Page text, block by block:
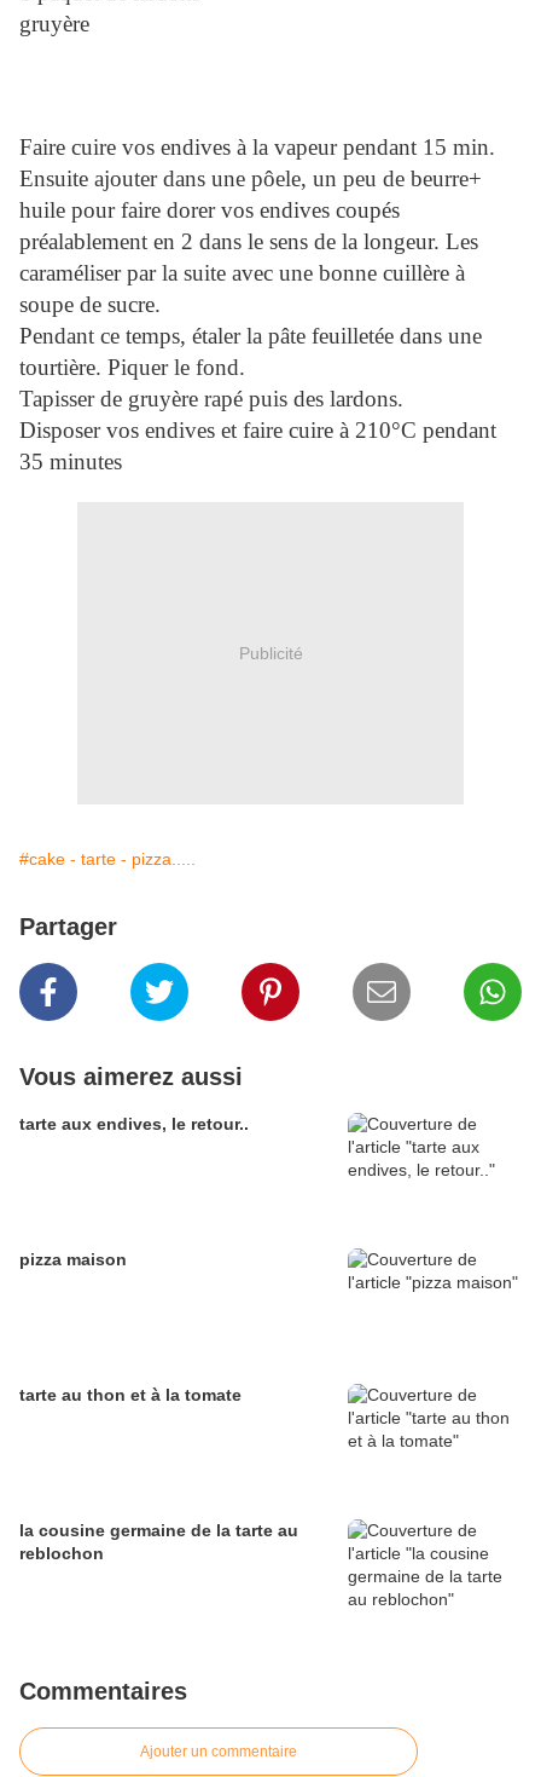
gruyère
Faire cuire vos endives à la vapeur pendant 15 min.
Ensuite ajouter dans une pôele, un peu de beurre+
huile pour faire dorer vos endives coupés
préalablement en 2 dans le sens de la longeur. Les
caraméliser par la suite avec une bonne cuillère à
soupe de sucre.
Pendant ce temps, étaler la pâte feuilletée dans une
tourtière. Piquer le fond.
Tapisser de gruyère rapé puis des lardons.
Disposer vos endives et faire cuire à 210°C pendant
35 minutes
Publicité
#cake - tarte - pizza.....
Partager
Vous aimerez aussi
tarte aux endives, le retour..
pizza maison
tarte au thon et à la tomate
la cousine germaine de la tarte au
reblochon
Commentaires
Ajouter un commentaire